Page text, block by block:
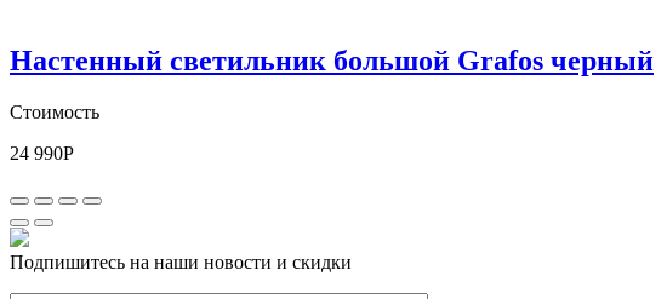
Настенный светильник большой Grafos черный
Стоимость
24 990Р
Подпишитесь на наши новости и скидки